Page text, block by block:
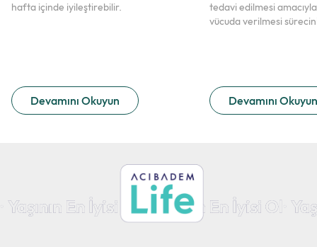
Devamını Okuyun
hafta içinde iyileştirebilir.
Devamını Okuyun
tedavi edilmesi amacıyla
vücuda verilmesi